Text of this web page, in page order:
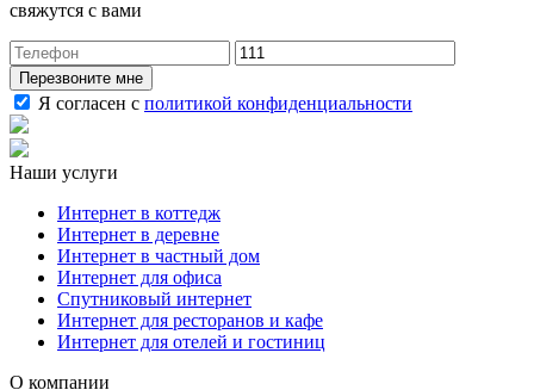
свяжутся с вами
Перезвоните мне
Я согласен с политикой конфиденциальности
Наши услуги
Интернет в коттедж
Интернет в деревне
Интернет в частный дом
Интернет для офиса
Спутниковый интернет
Интернет для ресторанов и кафе
Интернет для отелей и гостиниц
О компании